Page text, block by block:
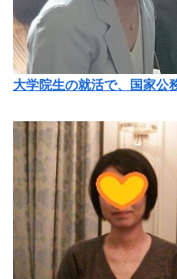
大学院生の就活で、国家公